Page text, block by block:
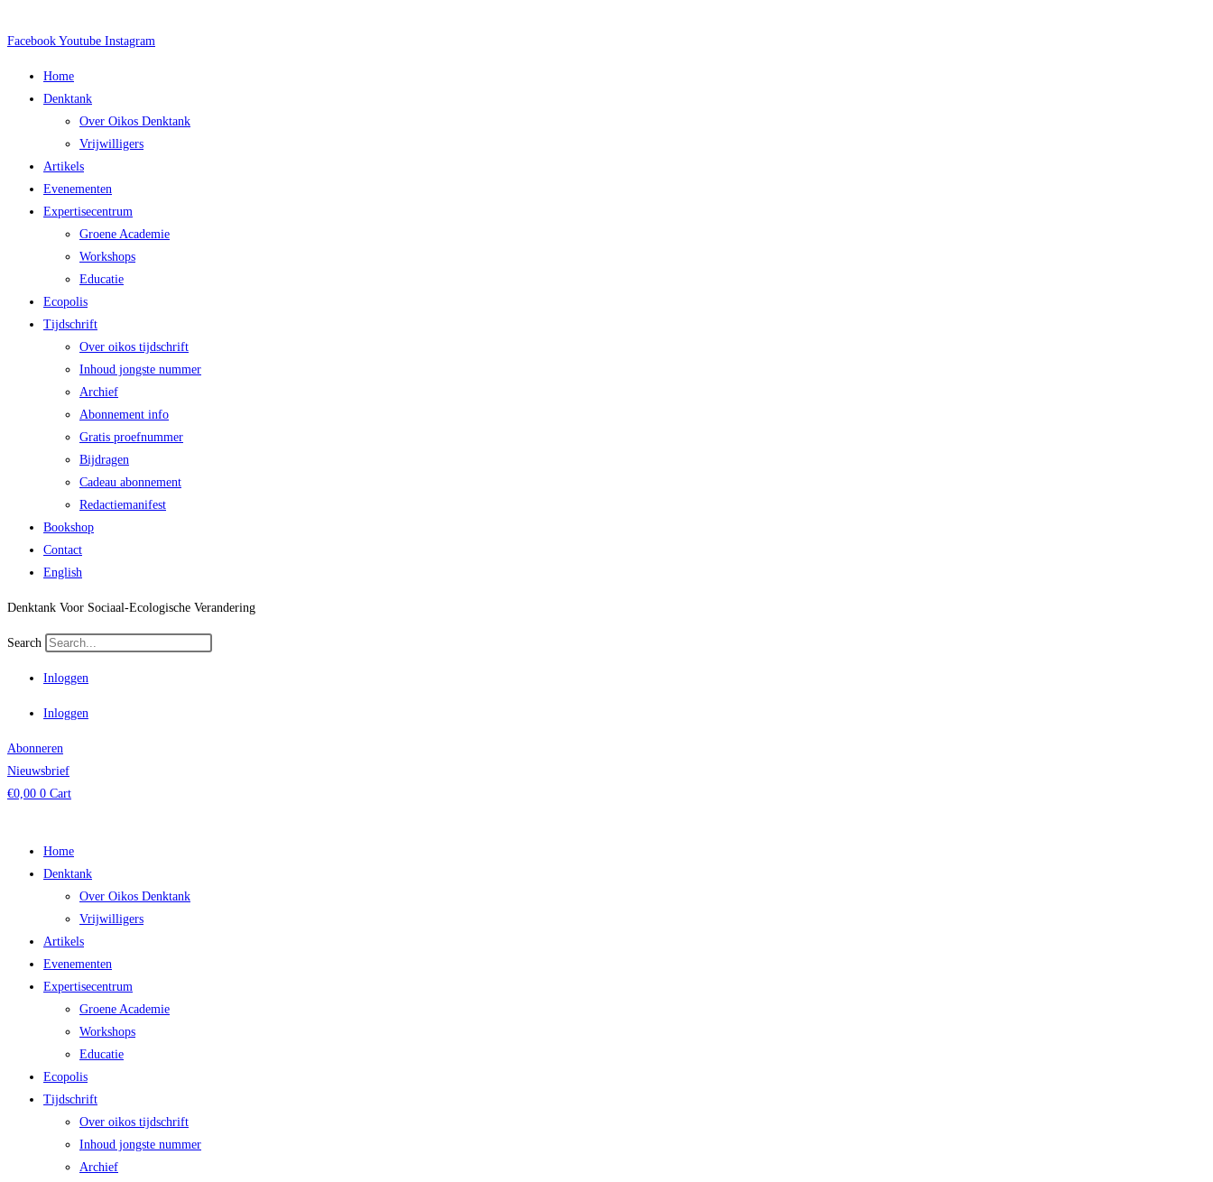
Facebook Youtube Instagram
Main
Menu
Home
Denktank
Over Oikos Denktank
Vrijwilligers
Artikels
Evenementen
Expertisecentrum
Groene Academie
Workshops
Educatie
Ecopolis
Tijdschrift
Over oikos tijdschrift
Inhoud jongste nummer
Archief
Abonnement info
Gratis proefnummer
Bijdragen
Cadeau abonnement
Redactiemanifest
Bookshop
Contact
English
Denktank Voor Sociaal-Ecologische Verandering
Search
Inloggen
Inloggen
Abonneren
Nieuwsbrief
€0,00 0 Cart
Main
Menu
Home
Denktank
Over Oikos Denktank
Vrijwilligers
Artikels
Evenementen
Expertisecentrum
Groene Academie
Workshops
Educatie
Ecopolis
Tijdschrift
Over oikos tijdschrift
Inhoud jongste nummer
Archief